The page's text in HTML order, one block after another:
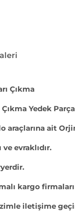
Çıkma
Yedek
araçlarına ait
evraklıdır.
kargo
iletişime